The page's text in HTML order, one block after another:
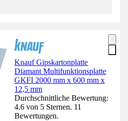
Knauf Gipskartonplatte
Diamant Multifunktionsplatte
GKFI 2000 mm x 600 mm x
12,5 mm
Durchschnittliche Bewertung:
4.6 von 5 Sternen. 11
Bewertungen.